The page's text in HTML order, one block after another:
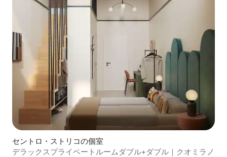
セントロ・ストリコの個室
デラックスプライベートルームダブル+ダブル｜クオミラノ